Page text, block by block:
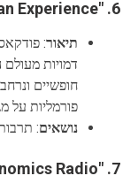
6.
"The Joe Rogan Experience"
תיאור:
דמויות
חופשיים
פורמליות על
נושאים:
7.
"Freakonomics Radio"